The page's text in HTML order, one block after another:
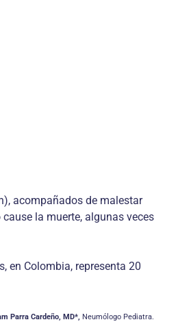
acompañados de malestar
la muerte, algunas veces
en Colombia, representa 20
Parra Cardeño, MD*, Neumólogo Pediatra.